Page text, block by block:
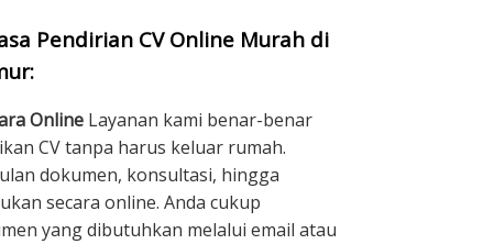
Pendirian CV Online Murah di
Online Layanan kami benar-benar
CV tanpa harus keluar rumah.
dokumen, konsultasi, hingga
secara online. Anda cukup
yang dibutuhkan melalui email atau